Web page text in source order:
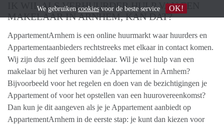
IK WIL ALS VERHUURDER HULP VAN EEN
MAKELAAR IN ARNHEM, KAN DAT?
AppartementArnhem is een online huurmarkt waar huurders en
Appartementaanbieders rechtstreeks met elkaar in contact komen.
Wij zijn dus zelf geen bemiddelaar. Wil je wel hulp van een
makelaar bij het verhuren van je Appartement in Arnhem?
Bijvoorbeeld voor het regelen en doen van de bezichtigingen je
Appartement of voor het opstellen van een huurovereenkomst?
Dan kun je dit aangeven als je je Appartement aanbiedt op
AppartementArnhem in de eerste stap: je kunt dan kiezen voor
We gebruiken cookies voor de beste service OK!